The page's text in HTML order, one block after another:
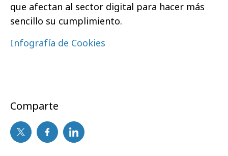
que afectan al sector digital para hacer más
sencillo su cumplimiento.
Infografía de Cookies
Comparte